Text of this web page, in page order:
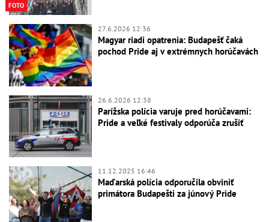
FOTO
27.6.2026 12:36
Magyar riadi opatrenia: Budapešť čaká
pochod Pride aj v extrémnych horúčavách
26.6.2026 12:38
Parížska polícia varuje pred horúčavami:
Pride a veľké festivaly odporúča zrušiť
11.12.2025 16:46
Maďarská polícia odporučila obviniť
primátora Budapešti za júnový Pride